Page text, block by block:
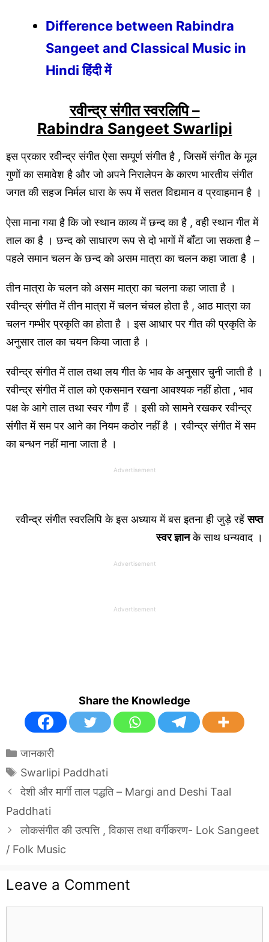
Difference between Rabindra
Sangeet and Classical Music in
Hindi हिंदी में
रवीन्द्र संगीत स्वरलिपि –
Rabindra Sangeet Swarlipi
इस प्रकार रवीन्द्र संगीत ऐसा सम्पूर्ण संगीत है , जिसमें संगीत के मूल
गुणों का समावेश है और जो अपने निरालेपन के कारण भारतीय संगीत
जगत की सहज निर्मल धारा के रूप में सतत विद्यमान व प्रवाहमान है ।
ऐसा माना गया है कि जो स्थान काव्य में छन्द का है , वही स्थान गीत में
ताल का है । छन्द को साधारण रूप से दो भागों में बाँटा जा सकता है –
पहले समान चलन के छन्द को असम मात्रा का चलन कहा जाता है ।
तीन मात्रा के चलन को असम मात्रा का चलना कहा जाता है ।
रवीन्द्र संगीत में तीन मात्रा में चलन चंचल होता है , आठ मात्रा का
चलन गम्भीर प्रकृति का होता है । इस आधार पर गीत की प्रकृति के
अनुसार ताल का चयन किया जाता है ।
रवीन्द्र संगीत में ताल तथा लय गीत के भाव के अनुसार चुनी जाती है ।
रवीन्द्र संगीत में ताल को एकसमान रखना आवश्यक नहीं होता , भाव
पक्ष के आगे ताल तथा स्वर गौण हैं । इसी को सामने रखकर रवीन्द्र
संगीत में सम पर आने का नियम कठोर नहीं है । रवीन्द्र संगीत में सम
का बन्धन नहीं माना जाता है ।
Advertisement
रवीन्द्र संगीत स्वरलिपि के इस अध्याय में बस इतना ही जुड़े रहेंसप्त
स्वर ज्ञानके साथ धन्यवाद ।
Advertisement
Advertisement
Share the Knowledge
Categories
जानकारी
Tags
Swarlipi Paddhati
देशी और मार्गी ताल पद्धति – Margi and Deshi Taal
Paddhati
लोकसंगीत की उत्पत्ति , विकास तथा वर्गीकरण- Lok Sangeet
/ Folk Music
Leave a Comment